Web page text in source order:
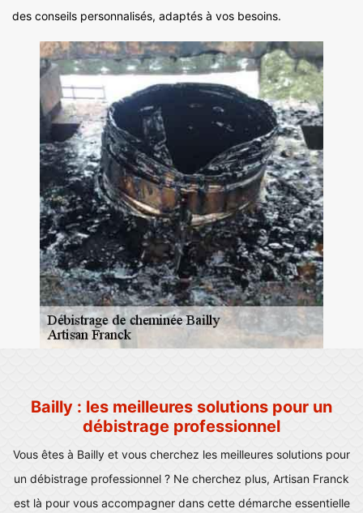
des conseils personnalisés, adaptés à vos besoins.
Bailly : les meilleures solutions pour un
débistrage professionnel
Vous êtes à Bailly et vous cherchez les meilleures solutions pour
un débistrage professionnel ? Ne cherchez plus, Artisan Franck
est là pour vous accompagner dans cette démarche essentielle